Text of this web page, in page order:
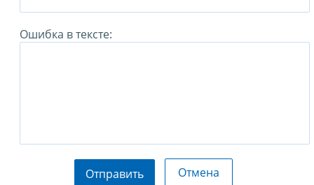
Ошибка в тексте:
Отправить Отмена